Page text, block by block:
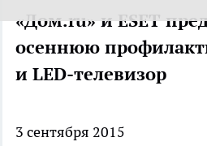
«Дом.ru» и ESET
осеннюю
и LED-телевизор
3 сентября 2015